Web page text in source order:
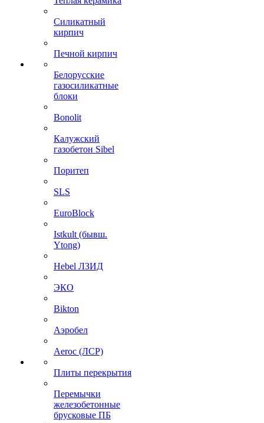
Силикатный
кирпич
Печной кирпич
Белорусские
газосиликатные
блоки
Bonolit
Калужский
газобетон Sibel
Поритеп
SLS
EuroBlock
Istkult (бывш.
Ytong)
Hebel ЛЗИД
ЭКО
Bikton
Аэробел
Aeroc (ЛСР)
Плиты перекрытия
Перемычки
железобетонные
брусковые ПБ